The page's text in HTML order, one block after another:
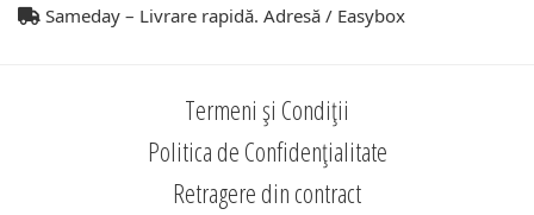
Sameday – Livrare rapidă. Adresă / Easybox
Termeni și Condiții
Politica de Confidențialitate
Retragere din contract